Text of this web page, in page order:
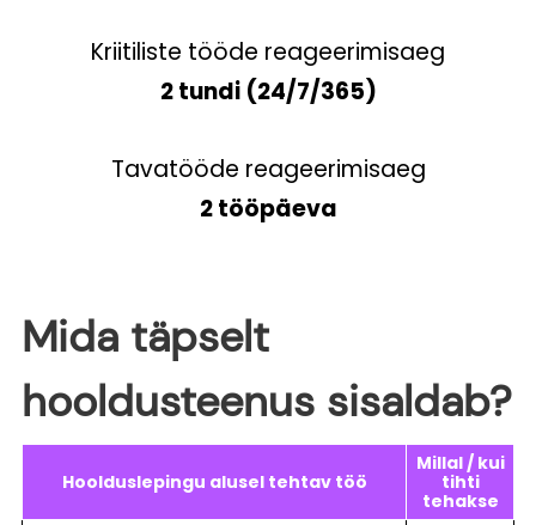
Kriitiliste tööde reageerimisaeg
2 tundi (24/7/365)
Tavatööde reageerimisaeg
2 tööpäeva
Mida täpselt
hooldusteenus sisaldab?
Hoolduslepingu alusel tehtav töö
Millal / kui
tihti
tehakse